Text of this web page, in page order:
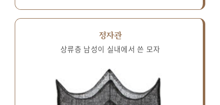
정자관
상류층 남성이 실내에서 쓴 모자